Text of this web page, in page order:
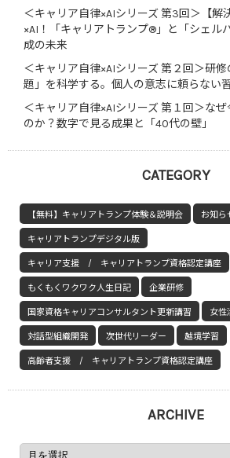
＜キャリア自律×AIシリーズ 第3回＞【解
×AI！「キャリアトランプ®」と「シェル
成の未来
＜キャリア自律×AIシリーズ 第２回＞研
題」を科学する。個人の意志に頼らない
＜キャリア自律×AIシリーズ 第１回＞な
のか？数字で見る成果と「40代の壁」
CATEGORY
【無料】キャリアトランプ体験＆説明会 お知ら
キャリアトランプデジタル版
キャリア支援 / キャリアトランプ資格認定講座
もくもくワクワク人生日記 企業研修
国家資格キャリアコンサルタント更新講習 女性
対話型組織開発 次世代リーダー 越境学習
高齢者支援 / キャリアトランプ資格認定講座
ARCHIVE